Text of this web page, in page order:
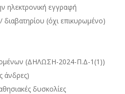
ηλεκτρονική εγγραφή
(όχι επικυρωμένο)
(ΔΗΛΩΣΗ-2024-Π.Δ-1(1))
άνδρες)
δυσκολίες